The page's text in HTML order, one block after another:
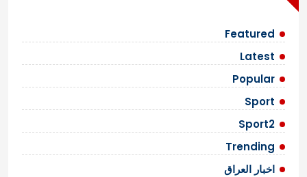
Featured
Latest
Popular
Sport
Sport2
Trending
اخبار العراق